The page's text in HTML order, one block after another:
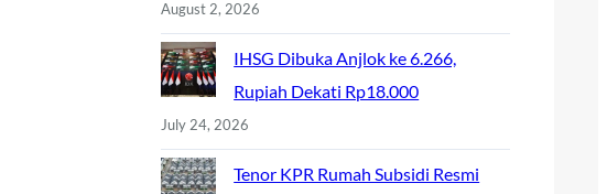
August 2, 2026
IHSG Dibuka Anjlok ke 6.266,
Rupiah Dekati Rp18.000
July 24, 2026
Tenor KPR Rumah Subsidi Resmi